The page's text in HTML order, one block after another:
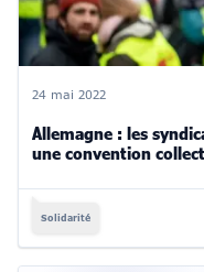
24 mai 2022
Allemagne : les
une convention
Solidarité